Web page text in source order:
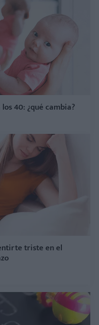
40: ¿qué cambia?
triste en el